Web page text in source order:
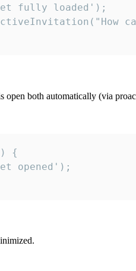
fully loaded');
open both automatically (via
{
opened');